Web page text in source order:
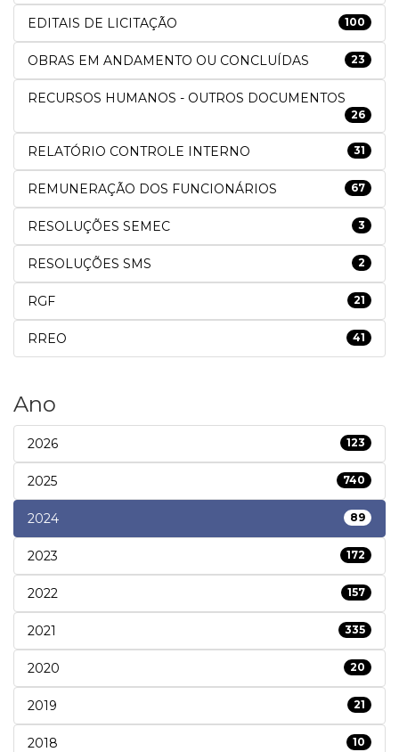
EDITAIS DE LICITAÇÃO 100
OBRAS EM ANDAMENTO OU CONCLUÍDAS 23
RECURSOS HUMANOS - OUTROS DOCUMENTOS
26
RELATÓRIO CONTROLE INTERNO 31
REMUNERAÇÃO DOS FUNCIONÁRIOS 67
RESOLUÇÕES SEMEC 3
RESOLUÇÕES SMS 2
RGF 21
RREO 41
Ano
2026 123
2025 740
2024 89
2023 172
2022 157
2021 335
2020 20
2019 21
2018 10